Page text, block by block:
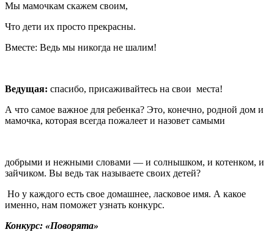
Мы мамочкам скажем своим,
Что дети их просто прекрасны.
Вместе: Ведь мы никогда не шалим!
Ведущая: спасибо, присаживайтесь на свои места!
А что самое важное для ребенка? Это, конечно, родной дом и
мамочка, которая всегда пожалеет и назовет самыми
добрыми и нежными словами — и солнышком, и котенком, и
зайчиком. Вы ведь так называете своих детей?
Но у каждого есть свое домашнее, ласковое имя. А какое
именно, нам поможет узнать конкурс.
Конкурс: «Поворята»